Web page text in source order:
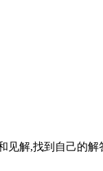
见解,找到自己的